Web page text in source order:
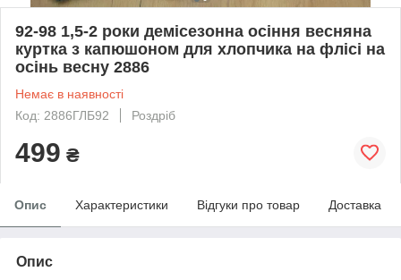
92-98 1,5-2 роки демісезонна осіння весняна
куртка з капюшоном для хлопчика на флісі на
осінь весну 2886
Немає в наявності
Код: 2886ГЛБ92
Роздріб
499 ₴
Опис Характеристики Відгуки про товар Доставка
Опис